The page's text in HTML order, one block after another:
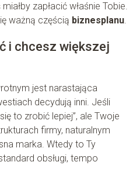
zapłacić właśnie Tobie.
ważną częścią biznesplanu.
i chcesz większej
jest narastająca
decydują inni. Jeśli
to zrobić lepiej”, ale Twoje
firmy, naturalnym
marka. Wtedy to Ty
obsługi, tempo